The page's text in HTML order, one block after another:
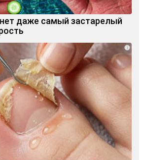
даже самый застарелый
i